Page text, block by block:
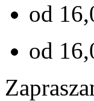
od
od